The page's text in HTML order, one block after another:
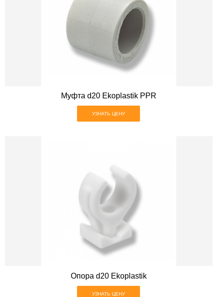
Муфта d20 Ekoplastik PPR
УЗНАТЬ ЦЕНУ
Опора d20 Ekoplastik
УЗНАТЬ ЦЕНУ